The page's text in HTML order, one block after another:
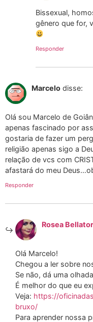
Bissexual,
gênero que for,
Responder
Marcelo disse:
Olá sou Marcelo de
apenas fascinado por
gostaria de fazer um
religião apenas sigo a
relação de vcs com
afastará do meu
Responder
Rosea Bellator
Olá Marcelo!
Chegou a ler sobre
Se não, dá uma
É melhor do que eu
Veja: https://
bruxo/
Para aprender nossa